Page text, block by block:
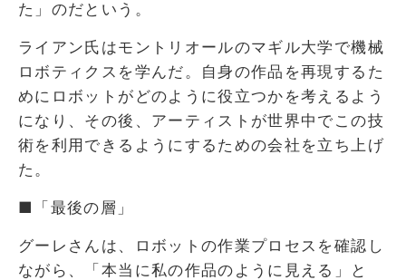
た」のだという。
ライアン氏はモントリオールのマギル大学で機械
ロボティクスを学んだ。自身の作品を再現するた
めにロボットがどのように役立つかを考えるよう
になり、その後、アーティストが世界中でこの技
術を利用できるようにするための会社を立ち上げ
た。
■「最後の層」
グーレさんは、ロボットの作業プロセスを確認し
ながら、「本当に私の作品のように見える」と